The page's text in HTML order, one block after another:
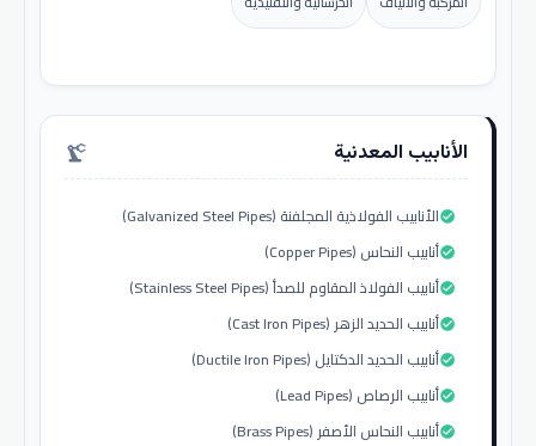
الأنابيب المعدنية precision_manufacturing
الأنابيب الفولاذية المجلفنة (Galvanized Steel Pipes)check_circle
أنابيب النحاس (Copper Pipes)check_circle
أنابيب الفولاذ المقاوم للصدأ (Stainless Steel Pipes)check_circle
أنابيب الحديد الزهر (Cast Iron Pipes)check_circle
أنابيب الحديد الدكتايل (Ductile Iron Pipes)check_circle
أنابيب الرصاص (Lead Pipes)check_circle
أنابيب النحاس الأصفر (Brass Pipes)check_circle